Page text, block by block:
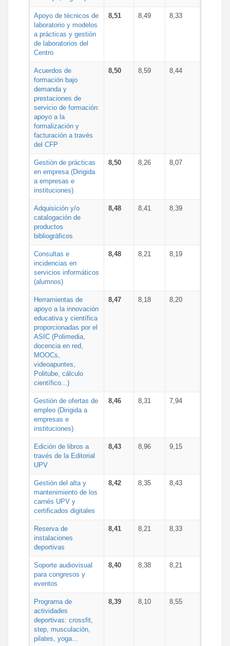
Apoyo de técnicos de
laboratorio y modelos
a prácticas y gestión
de laboratorios del
Centro
8,51 8,49 8,33
Acuerdos de
formación bajo
demanda y
prestaciones de
servicio de formación:
apoyo a la
formalización y
facturación a través
del CFP
8,50 8,59 8,44
Gestión de prácticas
en empresa (Dirigida
a empresas e
instituciones)
8,50 8,26 8,07
Adquisición y/o
catalogación de
productos
bibliográficos
8,48 8,41 8,39
Consultas e
incidencias en
servicios informáticos
(alumnos)
8,48 8,21 8,19
Herramientas de
apoyo a la innovación
educativa y científica
proporcionadas por el
ASIC (Polimedia,
docencia en red,
MOOCs,
videoapuntes,
Politube, cálculo
científico...)
8,47 8,18 8,20
Gestión de ofertas de
empleo (Dirigida a
empresas e
instituciones)
8,46 8,31 7,94
Edición de libros a
través de la Editorial
UPV
8,43 8,96 9,15
Gestión del alta y
mantenimiento de los
carnés UPV y
certificados digitales
8,42 8,35 8,43
Reserva de
instalaciones
deportivas
8,41 8,21 8,33
Soporte audiovisual
para congresos y
eventos
8,40 8,38 8,21
Programa de
actividades
deportivas: crossfit,
step, musculación,
pilates, yoga...
8,39 8,10 8,55